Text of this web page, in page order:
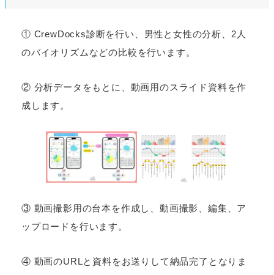
① CrewDocks診断を行い、男性と女性の分析、2人
のバイオリズムなどの比較を行います。
② 分析データをもとに、動画用のスライド資料を作
成します。
③ 動画撮影用の台本を作成し、動画撮影、編集、ア
ップロードを行います。
④ 動画のURLと資料をお送りして納品完了となりま